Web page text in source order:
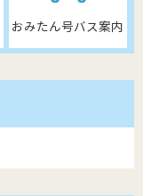
おみたん号バス案内